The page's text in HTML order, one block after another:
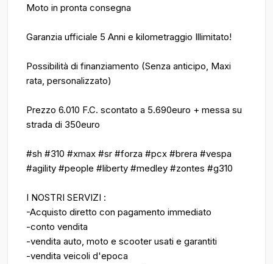
Moto in pronta consegna
Garanzia ufficiale 5 Anni e kilometraggio Illimitato!
Possibilità di finanziamento (Senza anticipo, Maxi
rata, personalizzato)
Prezzo 6.010 F.C. scontato a 5.690euro + messa su
strada di 350euro
#sh #310 #xmax #sr #forza #pcx #brera #vespa
#agility #people #liberty #medley #zontes #g310
I NOSTRI SERVIZI :
-Acquisto diretto con pagamento immediato
-conto vendita
-vendita auto, moto e scooter usati e garantiti
-vendita veicoli d'epoca